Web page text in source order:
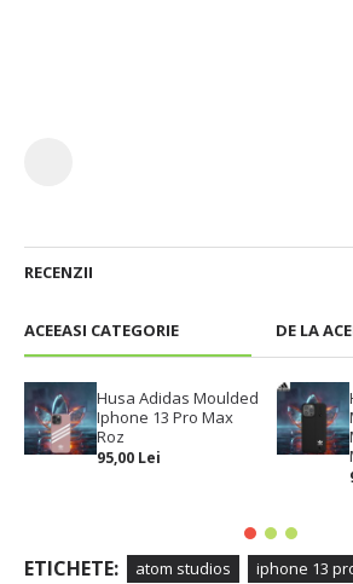
ACEEASI CATEGORIE DE LA
Husa Adidas Moulded
Iphone 13 Pro Max
Roz
95,00 Lei
RECENZII
ETICHETE: atom studios iphone 13